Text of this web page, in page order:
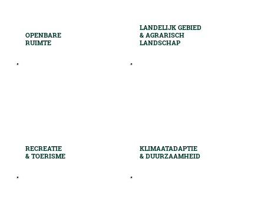
OPENBARE
RUIMTE
LANDELIJK GEBIED
& AGRARISCH
LANDSCHAP
RECREATIE
&TOERISME
KLIMAATADAPTIE
& DUURZAAMHEID